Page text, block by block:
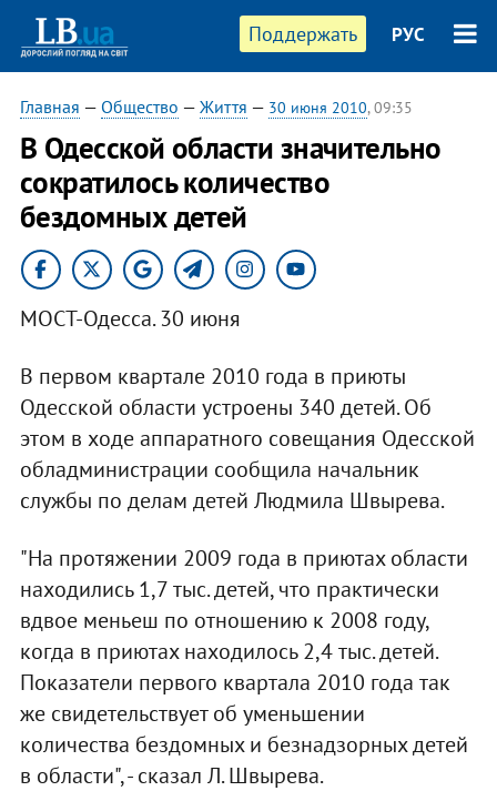
Поддержать РУС
Главная — Общество — Життя — 30 июня 2010, 09:35
В Одесской области значительно
сократилось количество
бездомных детей
МОСТ-Одесса. 30 июня
В первом квартале 2010 года в приюты
Одесской области устроены 340 детей. Об
этом в ходе аппаратного совещания Одесской
обладминистрации сообщила начальник
службы по делам детей Людмила Швырева.
"На протяжении 2009 года в приютах области
находились 1,7 тыс. детей, что практически
вдвое меньеш по отношению к 2008 году,
когда в приютах находилось 2,4 тыс. детей.
Показатели первого квартала 2010 года так
же свидетельствует об уменьшении
количества бездомных и безнадзорных детей
в области", - сказал Л. Швырева.